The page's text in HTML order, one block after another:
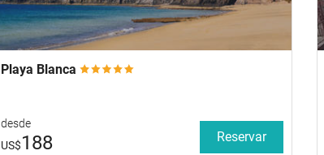
Playa Blanca
desde
US$188 Reservar